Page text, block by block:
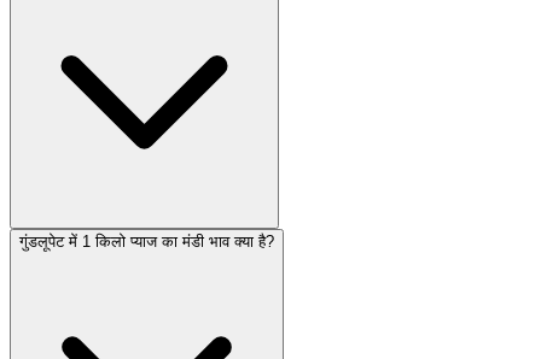
गुंडलूपेट में 1 किलो प्याज का मंडी भाव क्या है?